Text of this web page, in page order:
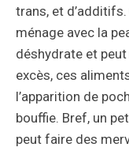
trans, et
ménage avec la
déshydrate et
excès, ces
l’apparition de
bouffie. Bref, un
peut faire des